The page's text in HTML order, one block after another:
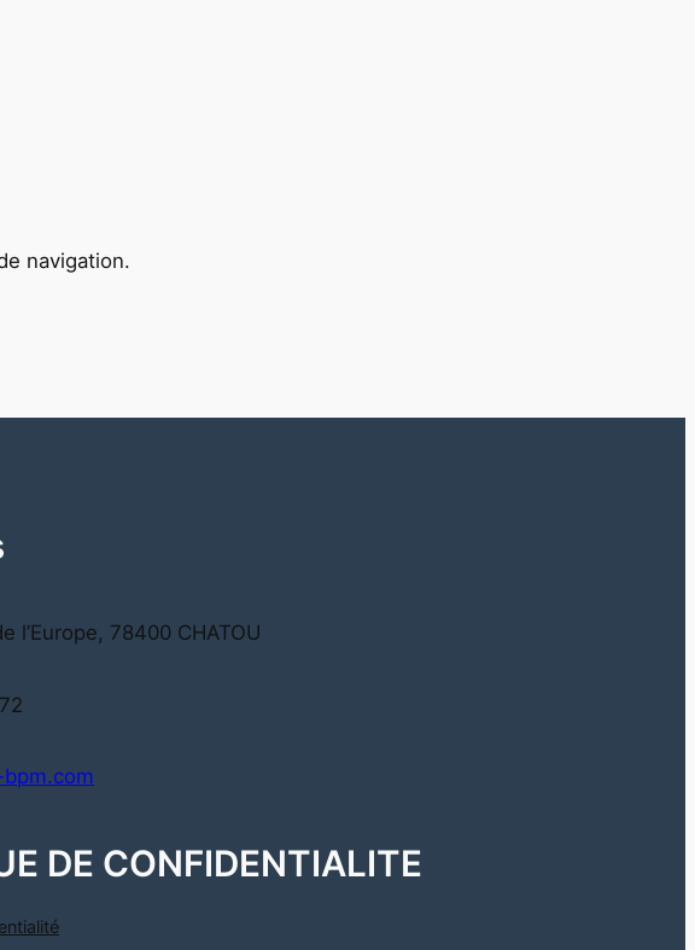
navigation.
l’Europe, 78400 CHATOU
DE CONFIDENTIALITE